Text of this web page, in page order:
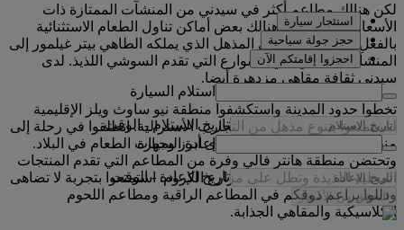
لكن هنالك مطاعم أكثر في سيدني من المنشآت الممتازة ذات
الأسعار المنخفضة. وهنالك بعض أماكن تناول الطعام الاستثنائية
بالفعل، من مطعم كواي المذهل الذي يملكه الطاهي بيتر غيلمور إلى
المنشآت الصغيرة في الشوارع التي تقدم السوشي اللذيذ. لدى
سيدني ثقافة مقاهي مزدهرة أيضا.
تخطوا حدود المدينة واستكشفوا منطقة نيو ساوث ويلز الإقليمية
لتستمتعوا بتنوع مذهل من التجارب الأسترالية. انطلقوا في رحلة إلى
منطقة هانتر فالي، التي تعد إحدى أبرز وجهات الطعام في البلاد.
وتحتضن منطقة هانتر فالي وفرة من المطاعم التي تقدم المنتجات
المحلية اللذيذة وتطل على مزارع الكروم. استمتعوا بتجربة لا تضاهى
ودللوا براعم ذوقكم في المطاعم الراقية ومطاعم اللحوم
الكلاسيكية والمقاهي الجذابة.
استئجار سيارة
حجز جولة سياحية
احجزوا إقامتكم الآن
استلام السيارة
تاريخ الاستلام - الوقت
إعادة السيارة
تاريخ الإعادة - الوقت
التحقق من الأسعار